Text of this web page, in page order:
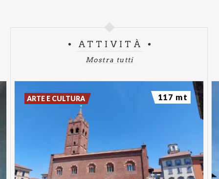
Scramble & the cats
Band Rockabilly
PONTE DEI LEONI
Ponte dei Leoni, Via Vittorio Emanuele II -
Ore 18:00 - 18:40
ATTIVITÀ
Mostra tutti
ARTE E CULTURA 117 mt